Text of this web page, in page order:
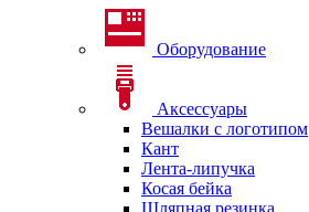
Оборудование
Аксессуары
Вешалки с логотипом
Кант
Лента-липучка
Косая бейка
Шляпная резинка